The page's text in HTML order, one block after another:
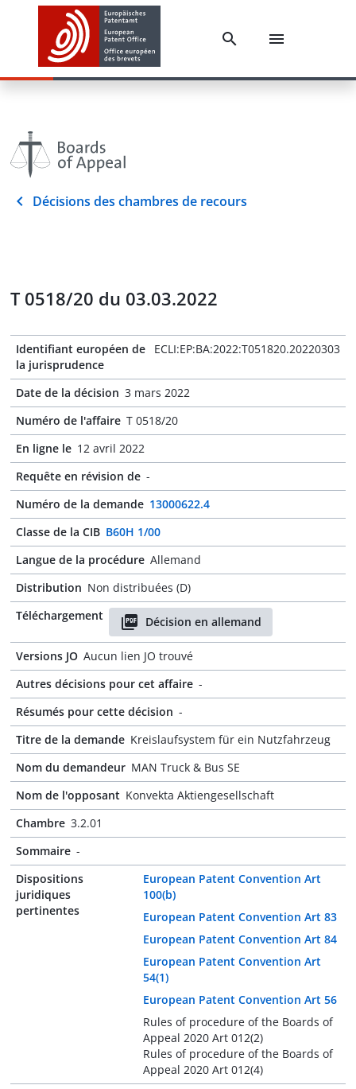
Décisions des chambres de recours
T 0518/20 du 03.03.2022
Identifiant européen de
la jurisprudence
ECLI:EP:BA:2022:T051820.20220303
Date de la décision 3 mars 2022
Numéro de l'affaire T 0518/20
En ligne le 12 avril 2022
Requête en révision de -
Numéro de la demande 13000622.4
Classe de la CIB B60H 1/00
Langue de la procédure Allemand
Distribution Non distribuées (D)
Téléchargement
Décision en allemand
Versions JO Aucun lien JO trouvé
Autres décisions pour cet affaire -
Résumés pour cette décision -
Titre de la demande Kreislaufsystem für ein Nutzfahrzeug
Nom du demandeur MAN Truck & Bus SE
Nom de l'opposant Konvekta Aktiengesellschaft
Chambre 3.2.01
Sommaire -
Dispositions
juridiques
pertinentes
European Patent Convention Art
100(b)
European Patent Convention Art 83
European Patent Convention Art 84
European Patent Convention Art
54(1)
European Patent Convention Art 56
Rules of procedure of the Boards of
Appeal 2020 Art 012(2)
Rules of procedure of the Boards of
Appeal 2020 Art 012(4)